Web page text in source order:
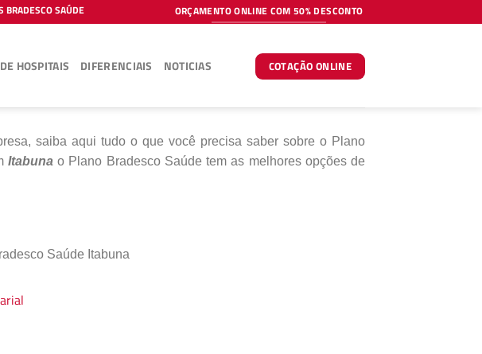
BRADESCO SAÚDE ORÇAMENTO ONLINE COM 50% DESCONTO
HOSPITAIS DIFERENCIAIS NOTICIAS COTAÇÃO ONLINE
saiba aqui tudo o que você precisa saber sobre o Plano
Itabuna o Plano Bradesco Saúde tem as melhores opções de
Saúde Itabuna